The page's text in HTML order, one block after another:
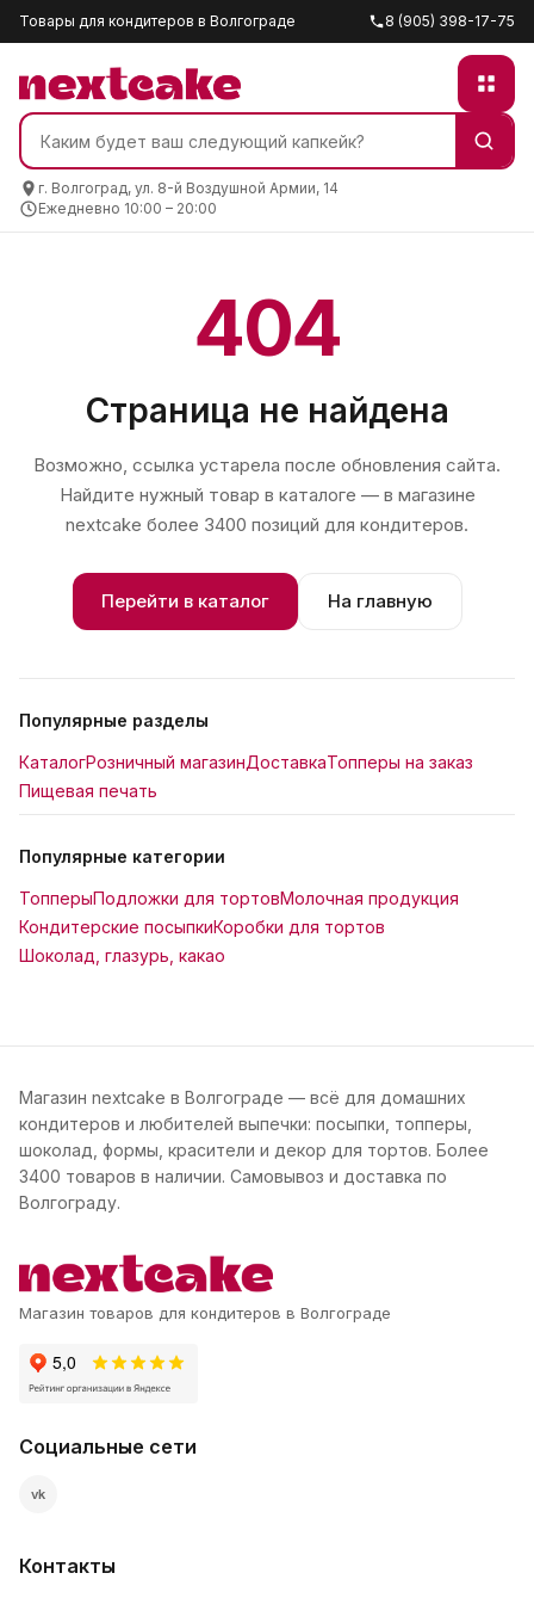
Товары для кондитеров в Волгограде 8 (905) 398-17-75
г. Волгоград, ул. 8-й Воздушной Армии, 14
Ежедневно 10:00 – 20:00
404
Страница не найдена
Возможно, ссылка устарела после обновления сайта.
Найдите нужный товар в каталоге — в магазине
nextcake более 3400 позиций для кондитеров.
Перейти в каталог На главную
Популярные разделы
КаталогРозничный магазинДоставкаТопперы на заказ
Пищевая печать
Популярные категории
ТопперыПодложки для тортовМолочная продукция
Кондитерские посыпкиКоробки для тортов
Шоколад, глазурь, какао
Магазин nextcake в Волгограде — всё для домашних
кондитеров и любителей выпечки: посыпки, топперы,
шоколад, формы, красители и декор для тортов. Более
3400 товаров в наличии. Самовывоз и доставка по
Волгограду.
Магазин товаров для кондитеров в Волгограде
Социальные сети
vk
Контакты